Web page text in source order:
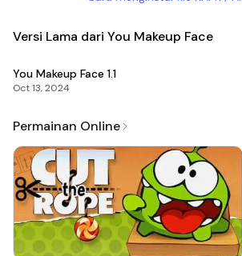
Versi Lama dari You Makeup Face
You Makeup Face 1.1
Oct 13, 2024
Permainan Online